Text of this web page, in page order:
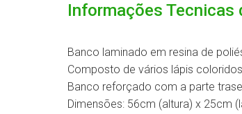
Informações Tecnicas
Banco laminado em resina de
Composto de vários lápis
Banco reforçado com a parte
Dimensões: 56cm (altura) x 25cm